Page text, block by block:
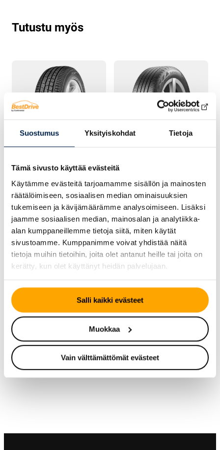
Suostumus Yksityiskohdat Tietoja
Tämä sivusto käyttää evästeitä
Käytämme evästeitä tarjoamamme sisällön ja mainosten
räätälöimiseen, sosiaalisen median ominaisuuksien
tukemiseen ja kävijämäärämme analysoimiseen. Lisäksi
jaamme sosiaalisen median, mainosalan ja analytiikka-
alan kumppaneillemme tietoja siitä, miten käytät
sivustoamme. Kumppanimme voivat yhdistää näitä
tietoja muihin tietoihin, joita olet antanut heille tai joita on
kerätty, kun olet käyttänyt heidän palvelujaan.
Salli kaikki evästeet
Muokkaa
Vain välttämättömät evästeet
Tutustu myös
KESÄRENGAS
Continental
CrossContact LX Sport
ContiSeal
KESÄRENGAS
Continental
EcoContact 6
TALVIRENGAS – KITKA
Continental
VikingContact 7
KESÄRENGAS
Continental
ContiEcoContact 5